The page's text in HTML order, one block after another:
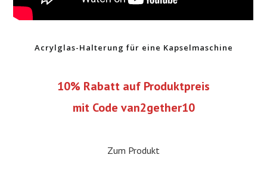
Acrylglas-Halterung für eine Kapselmaschine
10% Rabatt auf Produktpreis
mit Code van2gether10
Zum Produkt